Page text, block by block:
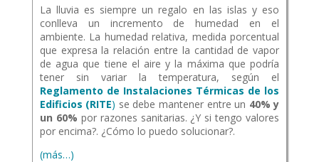
La lluvia es siempre un regalo en las islas y eso
conlleva un incremento de humedad en el
ambiente. La humedad relativa, medida porcentual
que expresa la relación entre la cantidad de vapor
de agua que tiene el aire y la máxima que podría
tener sin variar la temperatura, según el
Reglamento de Instalaciones Térmicas de los
Edificios (RITE) se debe mantener entre un 40% y
un 60% por razones sanitarias. ¿Y si tengo valores
por encima?. ¿Cómo lo puedo solucionar?.
(más…)